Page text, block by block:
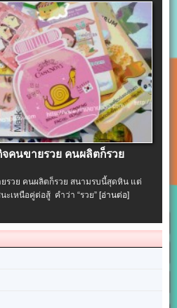
จคนขายรวย คนผลิตก็รวย
ยรวย คนผลิตก็รวย สนามรบนี้สุดหิน แต่
ะเหนือคู่ต่อสู้ คำว่า “รวย”[อ่านต่อ]